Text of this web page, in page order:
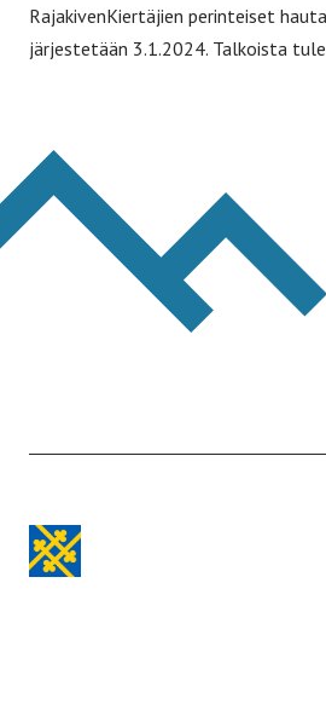
RajakivenKiertäjien perinteiset
järjestetään 3.1.2024. Talkoista
Etusivulle
-